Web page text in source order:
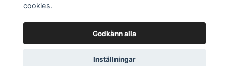
cookies.
Godkänn alla
Inställningar